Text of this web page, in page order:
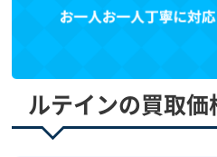
ルテインの買取価